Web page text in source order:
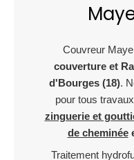
Couvreur
couverture et
d'Bourges (18).
pour tous
zinguerie et
de cheminée
Traitement